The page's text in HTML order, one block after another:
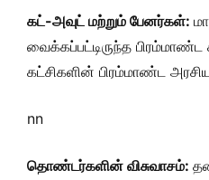
கட்-அவுட் மற்றும் பேனர்கள்:
வைக்கப்பட்டிருந்த
கட்சிகளின் பிரம்மாண்ட
nn
தொண்டர்களின் விசுவாசம்: